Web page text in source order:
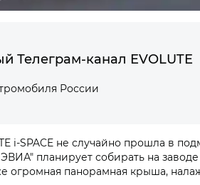
Телеграм-канал EVOLUTE
России
i‑SPACE не случайно прошла в
планирует собирать на
огромная панорамная крыша,